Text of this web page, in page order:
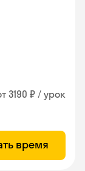
3190 ₽ / урок
время